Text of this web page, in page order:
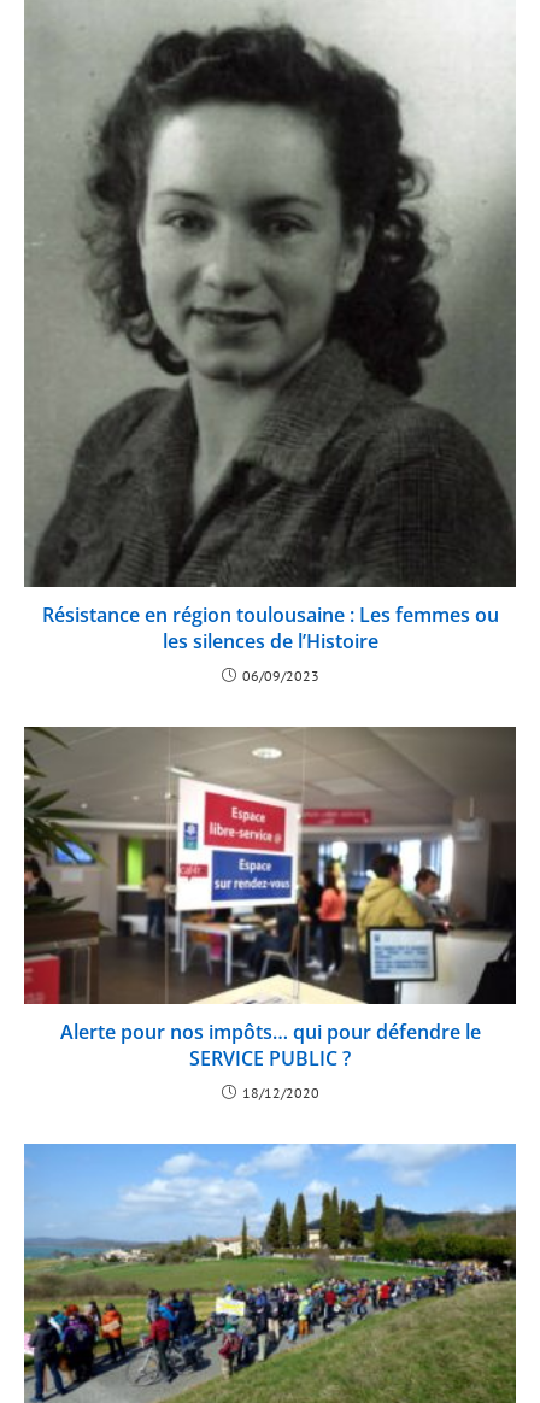
Résistance en région toulousaine : Les femmes ou
les silences de l’Histoire
06/09/2023
Alerte pour nos impôts… qui pour défendre le
SERVICE PUBLIC ?
18/12/2020